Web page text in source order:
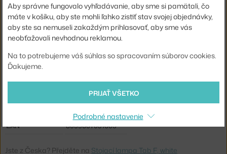
Hlavný materiál:
kov
Svetelný tok:
347 lm
Pätica / zdroj:
vstavaný LED zdroj
áno, vstávaný
EAN
8059607031605
Jste z Česka? Přejděte na Stojací lampa Tab F, white
Aby správne fungovalo vyhľadávanie, aby sme si pamätali, čo
máte v košíku, aby ste mohli ľahko zistiť stav svojej objednávky,
aby ste sa nemuseli zakaždým prihlasovať, aby sme vás
neobťažovali nevhodnou reklamou.
Na to potrebujeme váš súhlas so spracovaním súborov cookies.
Ďakujeme.
PRIJAŤ VŠETKO
Podrobné nastavenie